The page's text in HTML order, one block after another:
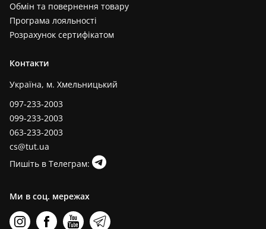
Обмін та повернення товару
Програма лояльності
Розрахунок сертифікатом
Контакти
Україна, м. Хмельницький
097-233-2003
099-233-2003
063-233-2003
cs@tut.ua
Пишіть в Телеграм:
Ми в соц. мережах